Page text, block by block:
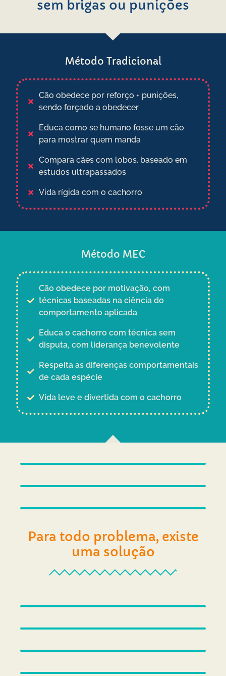
sem brigas ou punições
Método Tradicional
Cão obedece por reforço + punições,
sendo forçado a obedecer
Educa como se humano fosse um cão
para mostrar quem manda
Compara cães com lobos, baseado em
estudos ultrapassados
Vida rígida com o cachorro
Método MEC
Cão obedece por motivação, com
técnicas baseadas na ciência do
comportamento aplicada
Educa o cachorro com técnica sem
disputa, com liderança benevolente
Respeita as diferenças comportamentais
de cada espécie
Vida leve e divertida com o cachorro
Para todo problema, existe
uma solução